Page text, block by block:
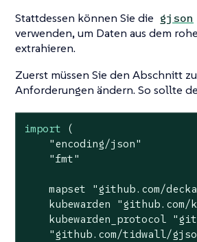
Stattdessen können Sie die gjson
verwenden, um Daten aus dem
extrahieren.
Zuerst müssen Sie den Abschnitt
Anforderungen ändern. So sollte
import (
"encoding/json"
"fmt"
    mapset
"github.com/
    kubewarden
"github.com/
    kubewarden_protocol
"github.com/tidwall/